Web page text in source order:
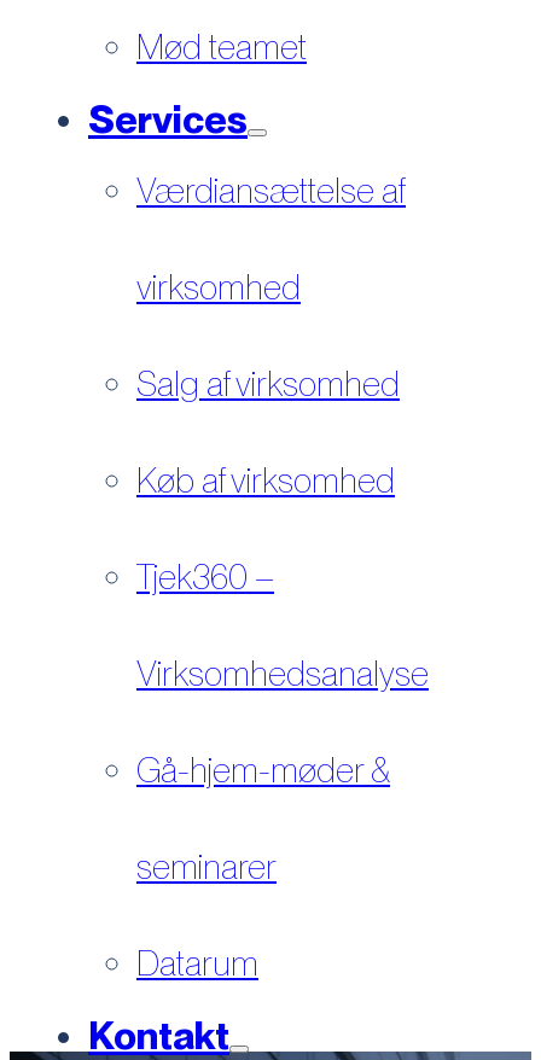
Mød teamet
Services
Værdiansættelse af
virksomhed
Salg af virksomhed
Køb af virksomhed
Tjek360 –
Virksomhedsanalyse
Gå-hjem-møder &
seminarer
Datarum
Kontakt